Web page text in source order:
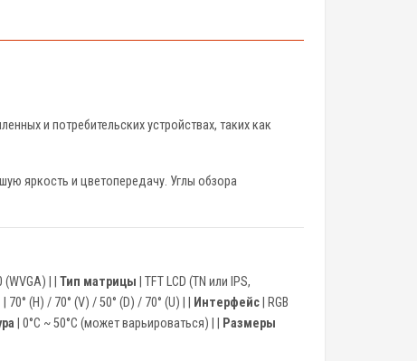
и потребительских устройствах, таких как
яркость и цветопередачу. Углы обзора
(WVGA) | | Тип матрицы | TFT LCD (TN или IPS,
| 70° (H) / 70° (V) / 50° (D) / 70° (U) | | Интерфейс | RGB
| 0°C ~ 50°C (может варьироваться) | |
Размеры